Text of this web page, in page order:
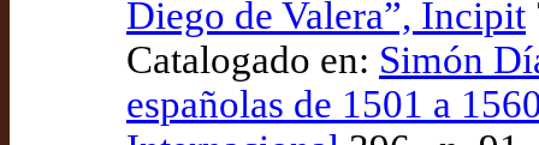
Diego de Valera”, Incipit
Catalogado en: Simón
españolas de 1501 a